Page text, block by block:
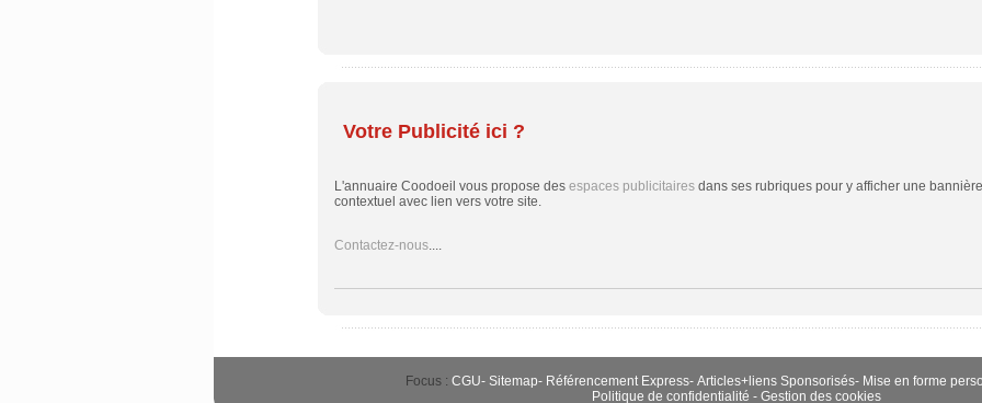
Votre Publicité ici ?
L'annuaire Coodoeil vous propose des espaces publicitairesdans ses rubriques pour y afficher une
contextuel avec lien vers votre site.
Contactez-nous....
Focus : CGU- Sitemap- Référencement Express- Articles+liens Sponsorisés- Mise en forme
Politique de confidentialité - Gestion des cookies